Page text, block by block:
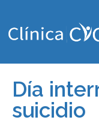
Día
suicidio